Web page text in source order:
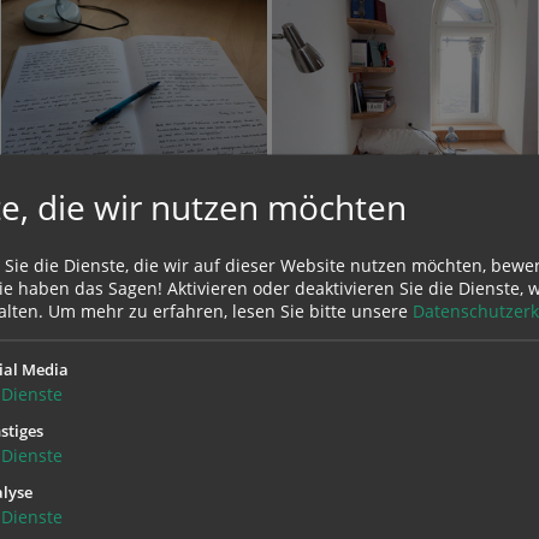
Projekt Turmeremit
– und doch präsent
wurde im Zweiten Weltkrieg eingebaut und
genützt, um etwaige Bombentreffer schneller lokalisieren
Die exponierte Lage bietet einen guten Überblick über
können am Abend das beleuchtete Fenster der
die wir nutzen möchten
Sie die Dienste, die wir auf dieser Website nutzen möchten,
haben das Sagen! Aktivieren oder deaktivieren Sie die Dienste,
Um mehr zu erfahren, lesen Sie bitte unsere
Media
Dienste
Dienste
Dienste